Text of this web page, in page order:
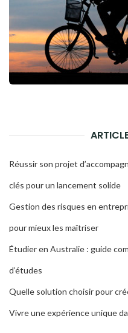
Réussir son projet
clés pour un lancement solide
Gestion des risques en
pour mieux les maîtriser
Étudier en Australie : guide
d’études
Quelle solution choisir pour
Vivre une expérience unique